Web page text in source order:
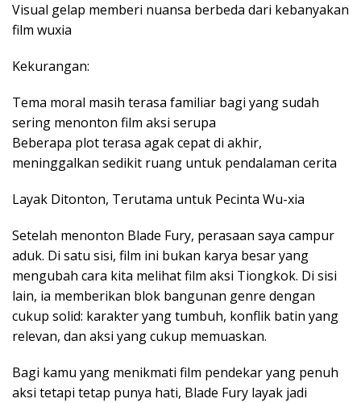
Visual gelap memberi nuansa berbeda dari kebanyakan
film wuxia
Kekurangan:
Tema moral masih terasa familiar bagi yang sudah
sering menonton film aksi serupa
Beberapa plot terasa agak cepat di akhir,
meninggalkan sedikit ruang untuk pendalaman cerita
Layak Ditonton, Terutama untuk Pecinta Wu-xia
Setelah menonton Blade Fury, perasaan saya campur
aduk. Di satu sisi, film ini bukan karya besar yang
mengubah cara kita melihat film aksi Tiongkok. Di sisi
lain, ia memberikan blok bangunan genre dengan
cukup solid: karakter yang tumbuh, konflik batin yang
relevan, dan aksi yang cukup memuaskan.
Bagi kamu yang menikmati film pendekar yang penuh
aksi tetapi tetap punya hati, Blade Fury layak jadi